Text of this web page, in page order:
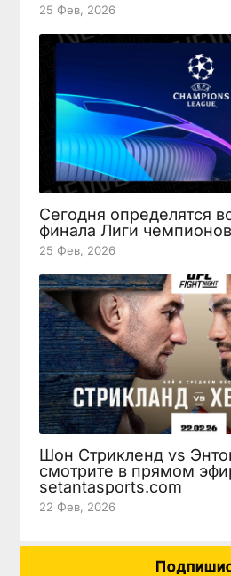
25 Фев, 2026
Сегодня определятся
финала Лиги чемпионов
25 Фев, 2026
Шон Стрикленд vs
смотрите в прямом
setantasports.com
22 Фев, 2026